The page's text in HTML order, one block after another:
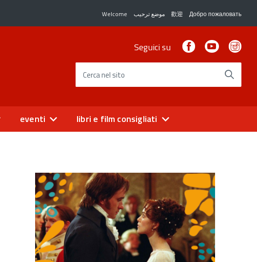
Welcome موضع ترحيب 歡迎 Добро пожаловать
Seguici su FacebookYoutube
Cerca nel sito
eventi
libri e film consigliati